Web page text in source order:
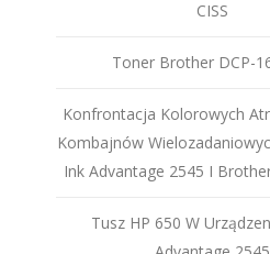
CISS
Toner Brother DCP-
Konfrontacja Kolorowych
Kombajnów
Ink Advantage 2545 I
Tusz HP 650 W